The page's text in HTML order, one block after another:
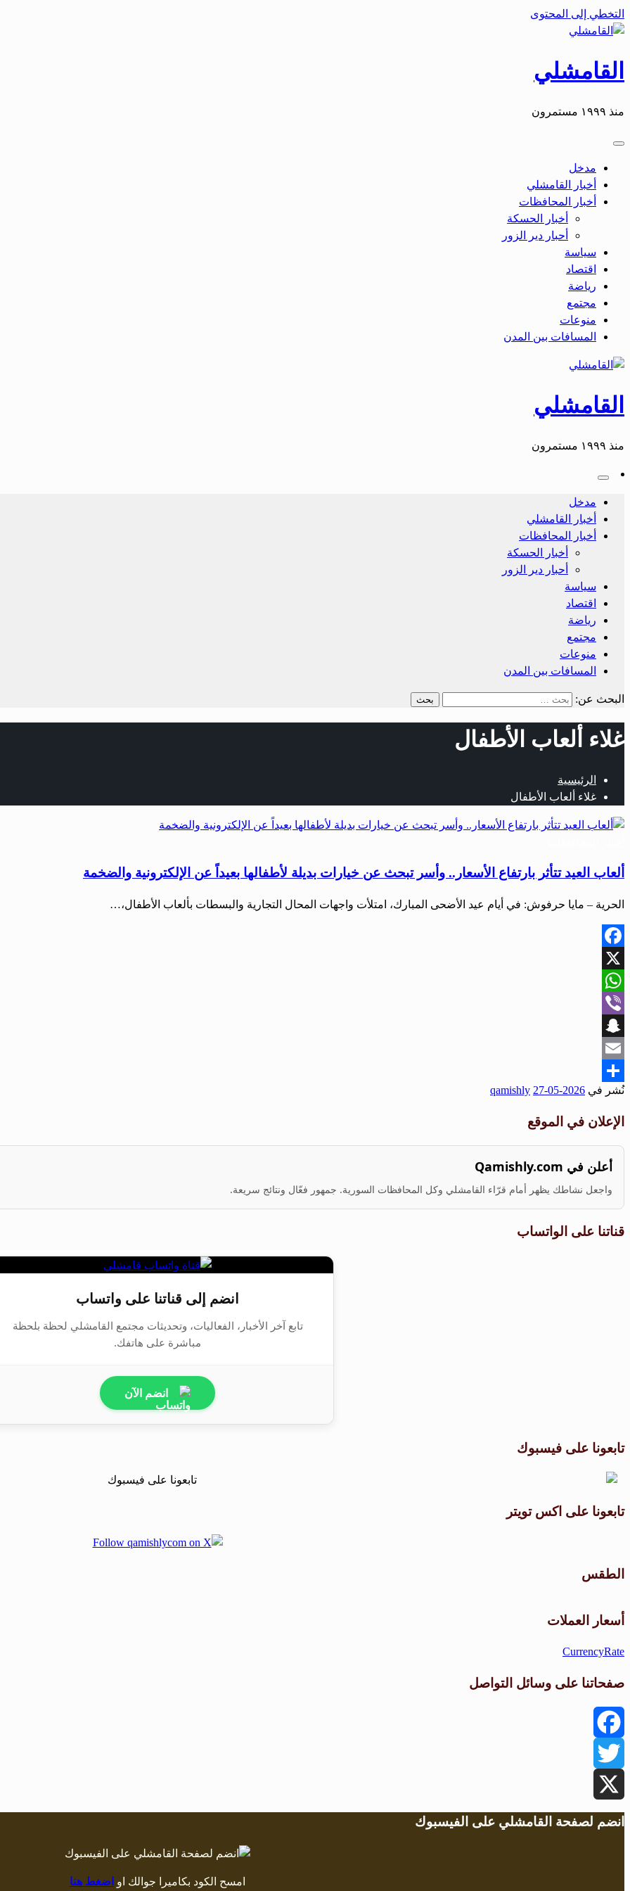
التخطي إلى المحتوى
القامشلي
منذ ١٩٩٩ مستمرون
مدخل
أخبار القامشلي
أخبار المحافظات
أخبار الحسكة
أحبار دير الزور
سياسة
اقتصاد
رياضة
مجتمع
منوعات
المسافات بين المدن
القامشلي
منذ ١٩٩٩ مستمرون
مدخل
أخبار القامشلي
أخبار المحافظات
أخبار الحسكة
أحبار دير الزور
سياسة
اقتصاد
رياضة
مجتمع
منوعات
المسافات بين المدن
البحث عن:
غلاء ألعاب الأطفال
الرئيسية
غلاء ألعاب الأطفال
ألعاب العيد تتأثر بارتفاع الأسعار.. وأسر تبحث عن خيارات بديلة لأطفالها بعيداً عن الإلكترونية والضخمة
الحرية – مايا حرفوش: في أيام عيد الأضحى المبارك، امتلأت واجهات المحال التجارية والبسطات بألعاب الأطفال،…
Facebook
X
WhatsApp
Viber
Snapchat
Email
Share
نُشر في 2026-05-27
qamishly
الإعلان في الموقع
أعلن في Qamishly.com
واجعل نشاطك يظهر أمام قرّاء القامشلي وكل المحافظات السورية. جمهور فعّال ونتائج سريعة.
قناتنا على الواتساب
انضم إلى قناتنا على واتساب
تابع آخر الأخبار، الفعاليات، وتحديثات مجتمع القامشلي لحظة بلحظة
مباشرة على هاتفك.
انضم الآن
تابعونا على فيسبوك
تابعونا على اكس تويتر
الطقس
أسعار العملات
CurrencyRate
صفحاتنا على وسائل التواصل
Facebook
Twitter
X
انضم لصفحة القامشلي على الفيسبوك
امسح الكود بكاميرا جوالك او اضغط هنا